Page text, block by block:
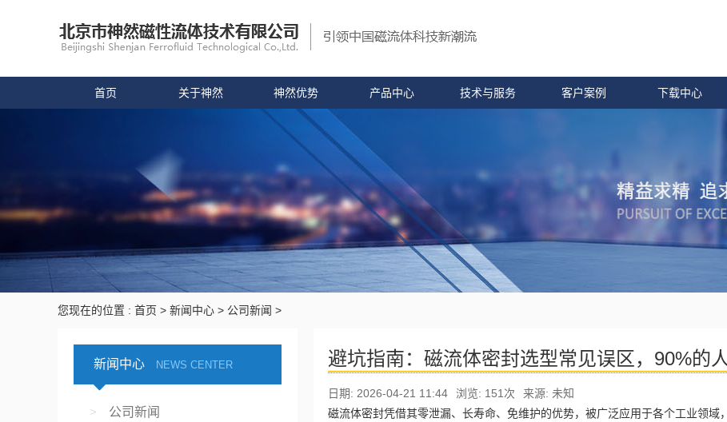
首页 关于神然 神然优势 产品中心 技术与服务 客户案例 下载中心
您现在的位置 : 首页 > 新闻中心 > 公司新闻 >
新闻中心 NEWS CENTER
公司新闻
避坑指南：磁流体密封选型常见误区，90%的
日期: 2026-04-21 11:44 浏览: 151次
来源: 未知
磁流体密封凭借其零泄漏、长寿命、免维护的优势，被广泛应用于各个工业领